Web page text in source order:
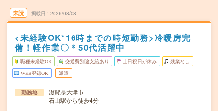
未読 掲載日 2026/08/08
<未経験OK*16時までの時短勤務>冷暖房完
備！軽作業〇＊50代活躍中
職種未経験OK 交通費別途支給あり 土日祝日が休み 残業なし
WEB登録OK 派遣
勤務地
滋賀県大津市
石山駅から徒歩4分